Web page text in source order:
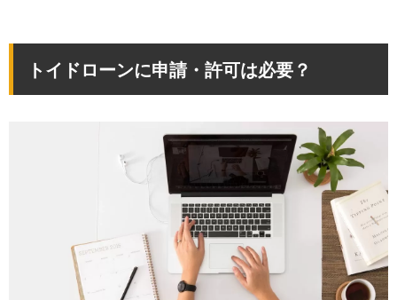
トイドローンに申請・許可は必要？